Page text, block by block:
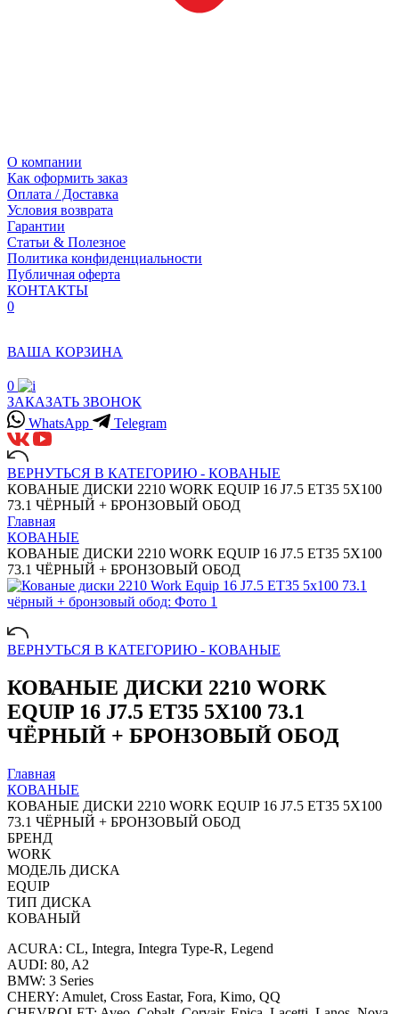
О компании
Как оформить заказ
Оплата / Доставка
Условия возврата
Гарантии
Статьи & Полезное
Политика конфиденциальности
Публичная оферта
КОНТАКТЫ
0
ВАША КОРЗИНА
0
ЗАКАЗАТЬ ЗВОНОК
WhatsApp
Telegram
ВЕРНУТЬСЯ В КАТЕГОРИЮ - КОВАНЫЕ
КОВАНЫЕ ДИСКИ 2210 WORK EQUIP 16 J7.5 ET35 5X100
73.1 ЧЁРНЫЙ + БРОНЗОВЫЙ ОБОД
Главная
КОВАНЫЕ
КОВАНЫЕ ДИСКИ 2210 WORK EQUIP 16 J7.5 ET35 5X100
73.1 ЧЁРНЫЙ + БРОНЗОВЫЙ ОБОД
ВЕРНУТЬСЯ В КАТЕГОРИЮ - КОВАНЫЕ
КОВАНЫЕ ДИСКИ 2210 WORK
EQUIP 16 J7.5 ET35 5X100 73.1
ЧЁРНЫЙ + БРОНЗОВЫЙ ОБОД
Главная
КОВАНЫЕ
КОВАНЫЕ ДИСКИ 2210 WORK EQUIP 16 J7.5 ET35 5X100
73.1 ЧЁРНЫЙ + БРОНЗОВЫЙ ОБОД
БРЕНД
WORK
МОДЕЛЬ ДИСКА
EQUIP
ТИП ДИСКА
КОВАНЫЙ
ACURA: CL, Integra, Integra Type-R, Legend
AUDI: 80, A2
BMW: 3 Series
CHERY: Amulet, Cross Eastar, Fora, Kimo, QQ